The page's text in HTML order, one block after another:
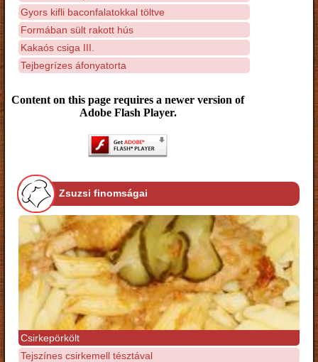
Gyors kifli baconfalatokkal töltve
Formában sült rakott hús
Kakaós csiga III.
Tejbegrízes áfonyatorta
Content on this page requires a newer version of
Adobe Flash Player.
Zsuzsi finomságai
Csirkepörkölt
Tejszínes csirkemell tésztával